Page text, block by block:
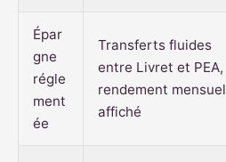
Épar
gne
régle
ment
ée
Transferts fluides
entre Livret et PEA,
rendement mensuel
affiché